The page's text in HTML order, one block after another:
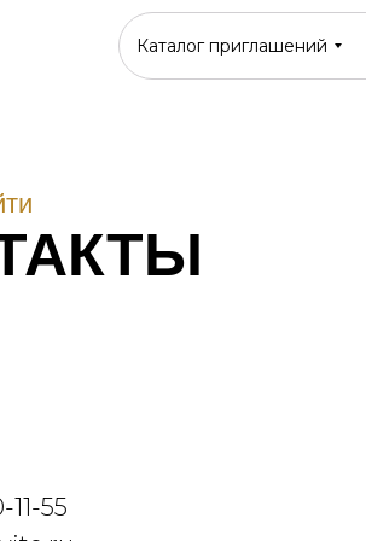
Каталог приглашений
Каталог приглашений
55